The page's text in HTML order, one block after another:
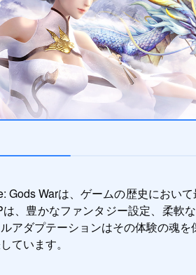
Gods Warは、ゲームの歴史におい
、豊かなファンタジー設定、柔軟
アダプテーションはその体験の魂
ています。